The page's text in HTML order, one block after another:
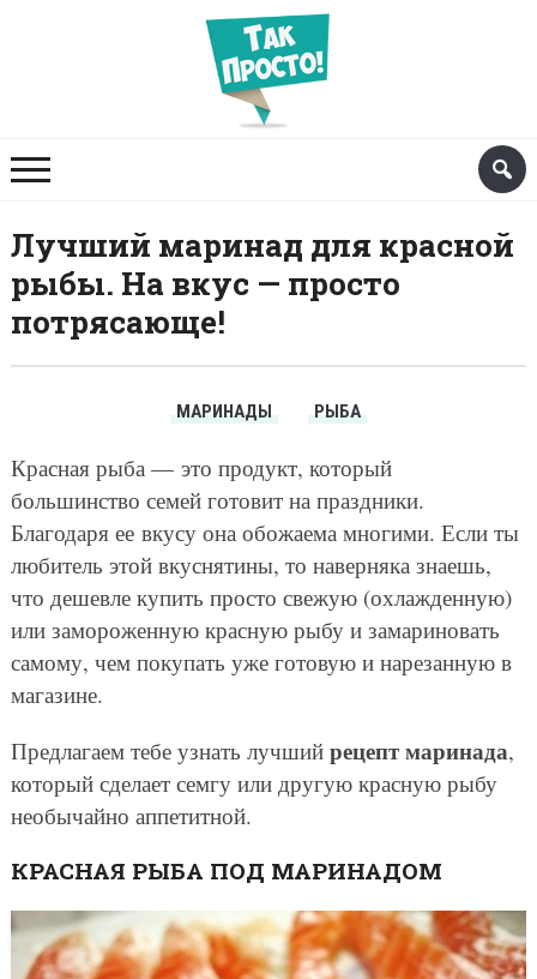
Лучший маринад для красной
рыбы. На вкус — просто
потрясающе!
МАРИНАДЫ РЫБА
Красная рыба — это продукт, который
большинство семей готовит на праздники.
Благодаря ее вкусу она обожаема многими. Если ты
любитель этой вкуснятины, то наверняка знаешь,
что дешевле купить просто свежую (охлажденную)
или замороженную красную рыбу и замариновать
самому, чем покупать уже готовую и нарезанную в
магазине.
Предлагаем тебе узнать лучший рецепт маринада,
который сделает семгу или другую красную рыбу
необычайно аппетитной.
КРАСНАЯ РЫБА ПОД МАРИНАДОМ